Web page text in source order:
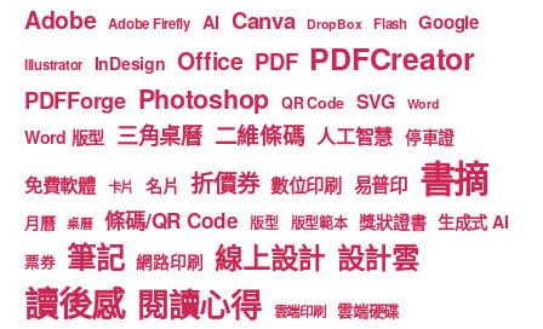
Adobe Adobe Firefly AI Canva DropBox Flash Google
Illustrator InDesign Office PDF PDFCreator
PDFForge Photoshop QR Code SVG Word
Word 版型 三角桌曆 二維條碼 人工智慧 停車證
免費軟體 卡片 名片 折價券 數位印刷 易普印 書摘
月曆 桌曆 條碼/QR Code 版型 版型範本 獎狀證書 生成式 AI
票券 筆記 網路印刷 線上設計 設計雲
讀後感 閱讀心得 雲端印刷 雲端硬碟